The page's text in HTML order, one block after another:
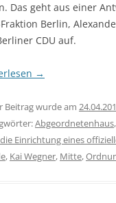
Das geht aus einer
Fraktion Berlin,
CDU auf.
→
Beitrag wurde am
Abgeordnetenhaus,
Einrichtung eines
, Kai Wegner, Mitte,